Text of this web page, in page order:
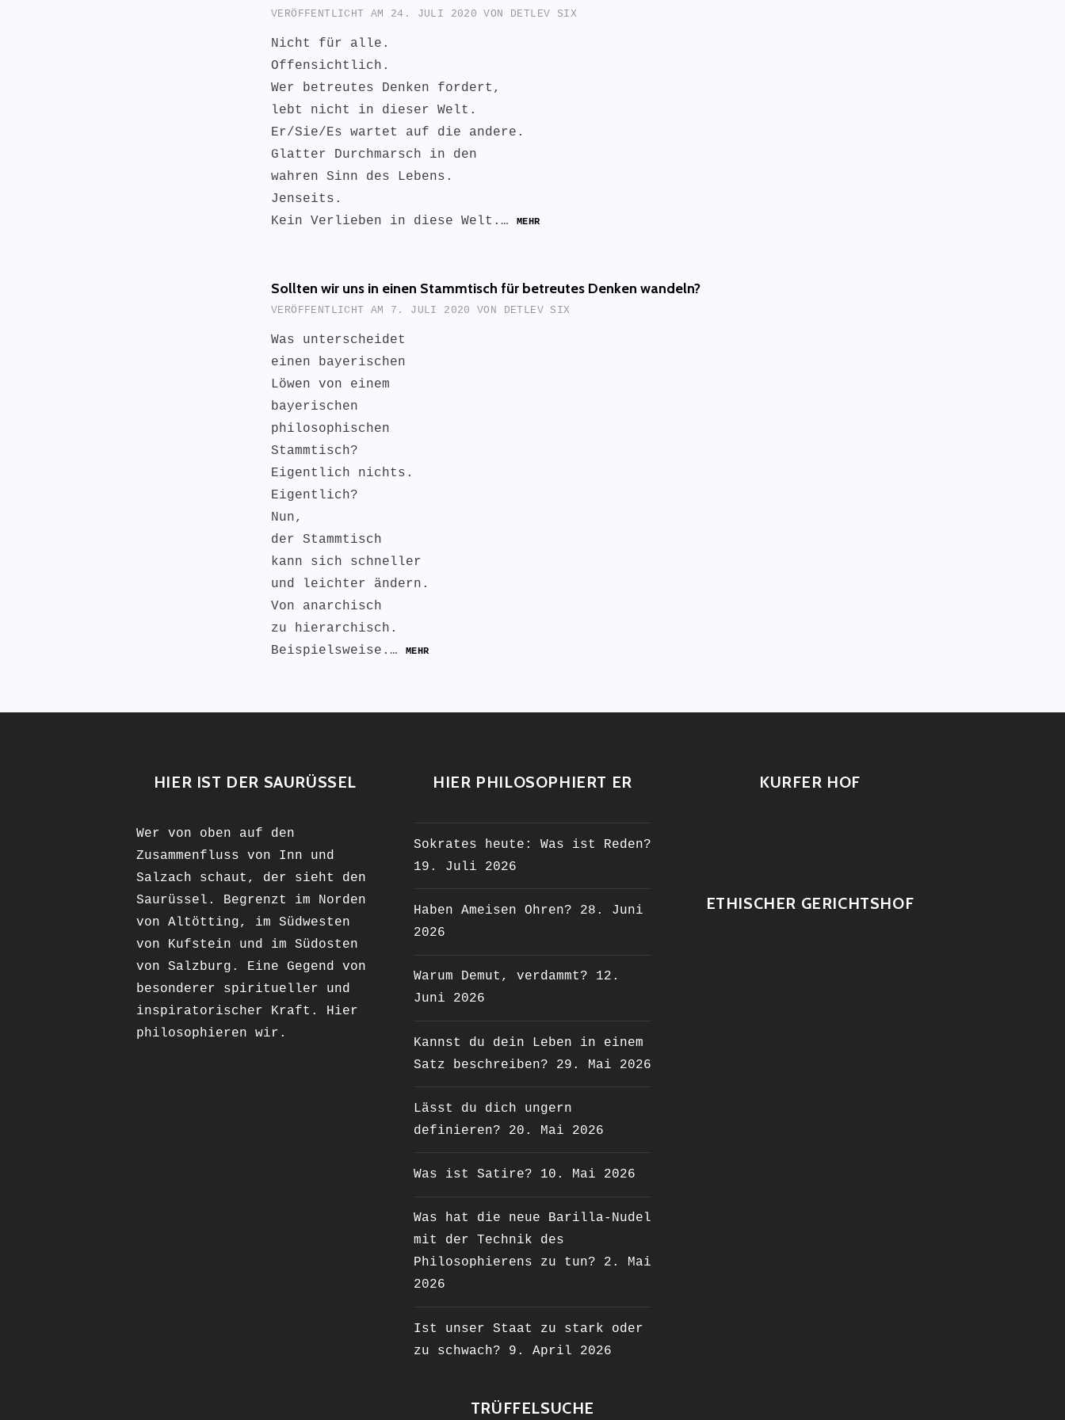
VERÖFFENTLICHT AM 24. JULI 2020 VON DETLEV SIX
Nicht für alle.
Offensichtlich.
Wer betreutes Denken fordert,
lebt nicht in dieser Welt.
Er/Sie/Es wartet auf die andere.
Glatter Durchmarsch in den
wahren Sinn des Lebens.
Jenseits.
Kein Verlieben in diese Welt.…
MEHR
Sollten wir uns in einen Stammtisch für betreutes Denken wandeln?
VERÖFFENTLICHT AM 7. JULI 2020 VON DETLEV SIX
Was unterscheidet
einen bayerischen
Löwen von einem
bayerischen
philosophischen
Stammtisch?
Eigentlich nichts.
Eigentlich?
Nun,
der Stammtisch
kann sich schneller
und leichter ändern.
Von anarchisch
zu hierarchisch.
Beispielsweise.…
MEHR
HIER IST DER SAURÜSSEL
Wer von oben auf den
Zusammenfluss von Inn und
Salzach schaut, der sieht den
Saurüssel. Begrenzt im Norden
von Altötting, im Südwesten
von Kufstein und im Südosten
von Salzburg. Eine Gegend von
besonderer spiritueller und
inspiratorischer Kraft. Hier
philosophieren wir.
HIER PHILOSOPHIERT ER
Sokrates heute: Was ist Reden?
19. Juli 2026
Haben Ameisen Ohren?
28. Juni
2026
Warum Demut, verdammt?
12.
Juni 2026
Kannst du dein Leben in einem
Satz beschreiben?
29. Mai 2026
Lässt du dich ungern
definieren?
20. Mai 2026
Was ist Satire? 10. Mai 2026
Was hat die neue Barilla-Nudel
mit der Technik des
Philosophierens zu tun?
2. Mai
2026
Ist unser Staat zu stark oder
zu schwach?
9. April 2026
TRÜFFELSUCHE
KURFER HOF
ETHISCHER GERICHTSHOF